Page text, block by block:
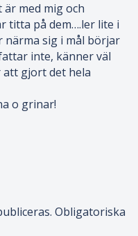
är med mig och
titta på dem….ler lite i
sig i mål börjar
inte, känner väl
att gjort det hela
o grinar!
Obligatoriska